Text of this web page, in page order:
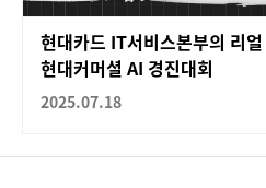
현대카드 IT서비스본부의 리
현대커머셜 AI 경진대회
2025.07.18